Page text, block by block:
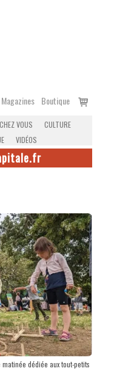
Magazines Boutique
Voir
VOUS
CULTURE
VIDÉOS
matinée dédiée aux tout-petits